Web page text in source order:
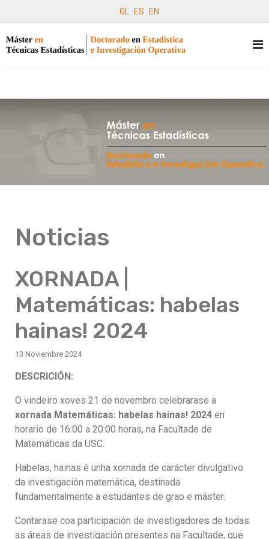
GL ES EN
Noticias
XORNADA |
Matemáticas: habelas
hainas! 2024
13 Noviembre 2024
DESCRICIÓN:
O vindeiro xoves 21 de novembro celebrarase a
xornada Matemáticas: habelas hainas! 2024 en
horario de 16:00 a 20:00 horas, na Facultade de
Matemáticas da USC.
Habelas, hainas é unha xornada de carácter divulgativo
da investigación matemática, destinada
fundamentalmente a estudantes de grao e máster.
Contarase coa participación de investigadores de todas
as áreas de investigación presentes na Facultade, que